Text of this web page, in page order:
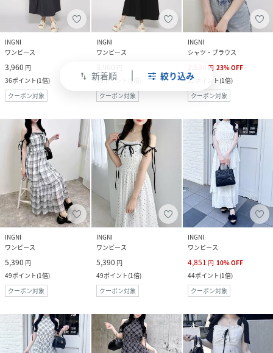
swap_vert 新着順 絞り込み
INGNI
ワンピース
3,960 円
36ポイント(1倍)
クーポン対象
INGNI
ワンピース
36ポイント 1倍
クーポン対象
INGNI
シャツ・ブラウス
2,530 円 23%OFF
23 ポイント(1倍)
クーポン対象
INGNI
ワンピース
5,390 円
49ポイント(1倍)
クーポン対象
INGNI
ワンピース
5,390 円
49ポイント(1倍)
クーポン対象
INGNI
ワンピース
4,851 円 10%OFF
44ポイント(1倍)
クーポン対象